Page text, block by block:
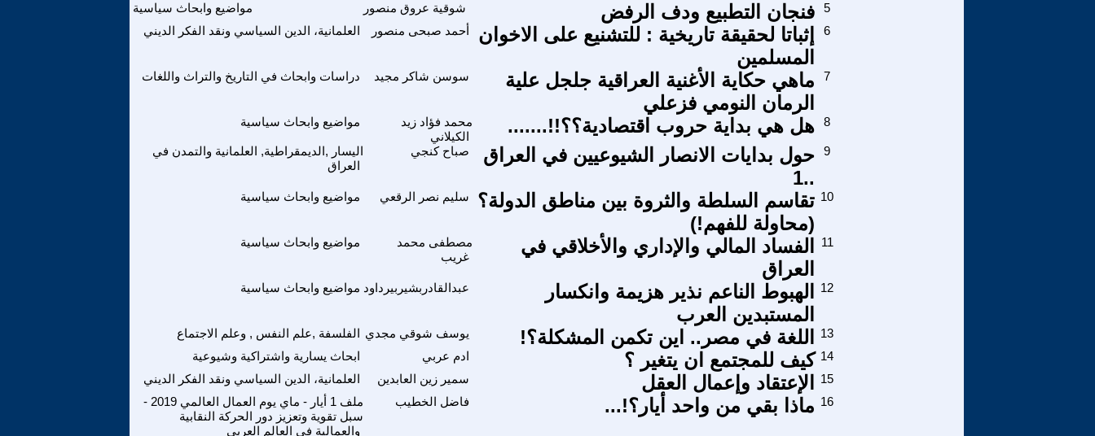
مواضيع وابحاث سياسية شوقية عروق منصور فنجان التطبيع ودف الرفض
5
العلمانية، الدين السياسي ونقد الفكر الديني
أحمد صبحى منصور
إثباتا لحقيقة تاريخية : للتشنيع على الاخوان
المسلمين
6
دراسات وابحاث في التاريخ والتراث واللغات سوسن شاكر مجيد
ماهي حكاية الأغنية العراقية جلجل علية
الرمان النومي فزعلي
7
مواضيع وابحاث سياسية
محمد فؤاد زيد
الكيلاني
هل هي بداية حروب اقتصادية؟؟!!....... 8
اليسار ,الديمقراطية, العلمانية والتمدن في
العراق
صباح كنجي
حول بدايات الانصار الشيوعيين في العراق
..1
9
مواضيع وابحاث سياسية سليم نصر الرقعي
تقاسم السلطة والثروة بين مناطق الدولة؟
(محاولة للفهم!)
10
مواضيع وابحاث سياسية
مصطفى محمد
غريب
الفساد المالي والإداري والأخلاقي في
العراق
11
مواضيع وابحاث سياسية عبدالقادربشيربيرداود
الهبوط الناعم نذير هزيمة وانكسار
المستبدين العرب
12
الفلسفة ,علم النفس , وعلم الاجتماع يوسف شوقي مجدي اللغة في مصر.. اين تكمن المشكلة؟!
13
ابحاث يسارية واشتراكية وشيوعية
ادم عربي كيف للمجتمع ان يتغير ؟ 14
العلمانية، الدين السياسي ونقد الفكر الديني
سمير زين العابدين الإعتقاد وإعمال العقل
15
ملف 1 أيار - ماي يوم العمال العالمي 2019 -
سبل تقوية وتعزيز دور الحركة النقابية
والعمالية في العالم العربي
فاضل الخطيب ماذا بقي من واحد أيار؟!... 16